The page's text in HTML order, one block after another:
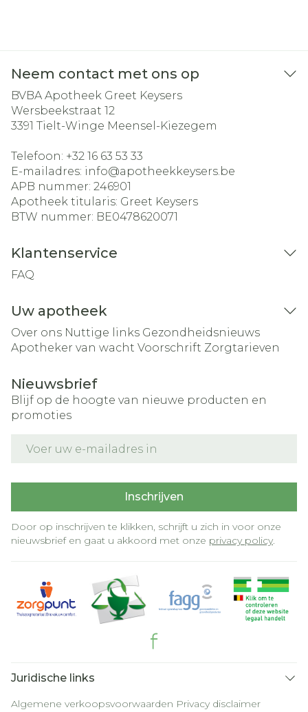
Neem contact met ons op
BVBA Apotheek Greet Keysers
Wersbeekstraat 12
3391 Tielt-Winge Meensel-Kiezegem
Telefoon: +32 16 63 53 33
E-mailadres: info@apotheekkeysers.be
APB nummer: 246901
Apotheek titularis: Greet Keysers
BTW nummer: BE0478620071
Klantenservice
FAQ
Uw apotheek
Over ons Nuttige links Gezondheidsnieuws
Apotheker van wacht Voorschrift Zorgtarieven
Nieuwsbrief
Blijf op de hoogte van nieuwe producten en
promoties
Inschrijven
Door op inschrijven te klikken, schrijft u zich in voor onze
nieuwsbrief en gaat u akkoord met onze privacy policy.
Juridische links
Algemene verkoopsvoorwaarden Privacy disclaimer